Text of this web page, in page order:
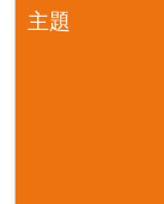
主題